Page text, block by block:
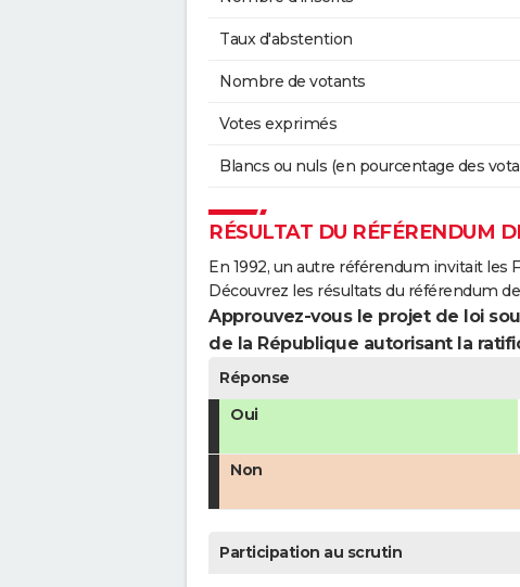
Taux d'abstention
Nombre de votants
Votes exprimés
Blancs ou nuls (en pourcentage des
RÉSULTAT DU RÉFÉRENDUM
En 1992, un autre référendum invitait les
Découvrez les résultats du référendum
Approuvez-vous le projet de loi
de la République autorisant la
Réponse
Oui
Non
Participation au scrutin